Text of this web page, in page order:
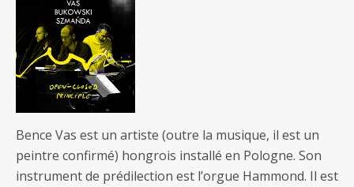
Bence Vas est un artiste (outre la musique, il est un
peintre confirmé) hongrois installé en Pologne. Son
instrument de prédilection est l’orgue Hammond. Il est